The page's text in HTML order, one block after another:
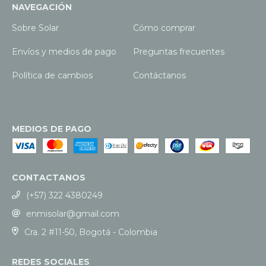
NAVEGACIÓN
Sobre Solar
Cómo comprar
Envíos y medios de pago Preguntas frecuentes
Política de cambios Contáctanos
MEDIOS DE PAGO
CONTACTANOS
(+57) 322 4380249
enmisolar@gmail.com
Cra. 2 #11-50, Bogotá - Colombia
REDES SOCIALES